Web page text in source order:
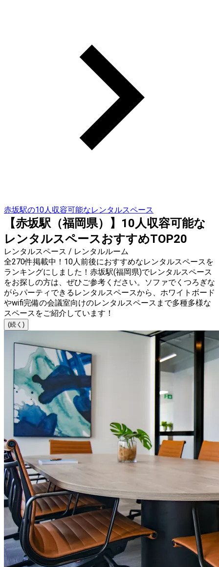
赤坂駅の10人収容可能なレンタルスペース
【赤坂駅（福岡県）】10人収容可能な
レンタルスペースおすすめTOP20
レンタルスペース / レンタルルーム
全270件掲載中！10人前後におすすめなレンタルスペースを
ランキングにしました！赤坂駅(福岡県)でレンタルスペース
をお探しの方は、ぜひご参考ください。ソファでくつろぎな
がらパーティできるレンタルスペースから、ホワイトボード
やwifi完備の会議室向けのレンタルスペースまで多種多様な
スペースをご紹介しています！
(続く)